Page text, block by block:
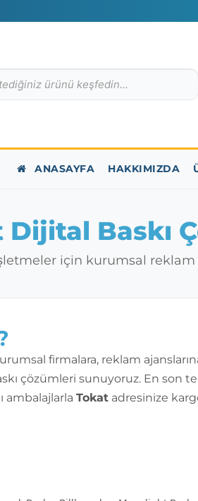
ANASAYFA HAKKIMIZDA
Dijital Baskı
için kurumsal
firmalara, reklam
çözümleri sunuyoruz. En son
ambalajlarla Tokat adresinize